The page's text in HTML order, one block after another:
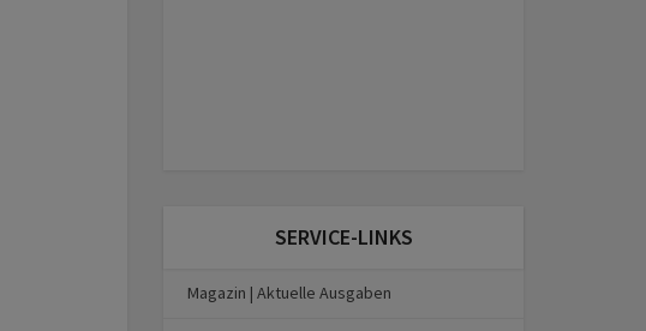
SERVICE-LINKS
Magazin | Aktuelle Ausgaben